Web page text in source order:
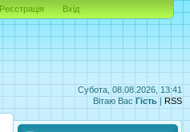
Субота, 08.08.2026, 13:41
Вітаю Вас Гість | RSS
Реєстрація Вхід